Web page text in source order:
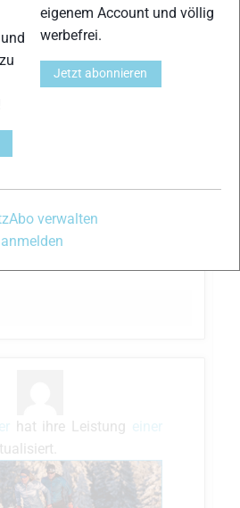
Challenge 23/24
hat ihre Leistung einer
eigenem Account und völlig
werbefrei.
Jetzt abonnieren
Abo verwalten